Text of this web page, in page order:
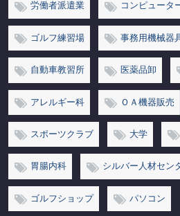
労働者派遣業 コンピュータ
ゴルフ練習場 事務用機械器
自動車教習所 医薬品卸
アレルギー科 ＯＡ機器販売
スポーツクラブ 大学
胃腸内科 シルバー人材セン
ゴルフショップ パソコン